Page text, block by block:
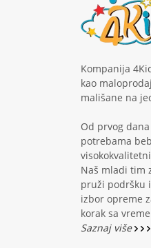
Kompanija
kao
mališane na
Od prvog
potrebama
Naš mladi tim
pruži podršku
izbor opreme
korak sa
Saznaj više